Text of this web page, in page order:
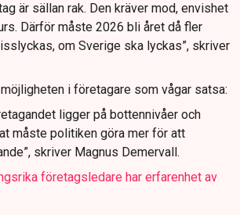
är sällan rak. Den kräver mod, envishet
Därför måste 2026 bli året då fler
om Sverige ska lyckas”, skriver
i företagare som vågar satsa:
ligger på bottennivåer och
måste politiken göra mer för att
skriver Magnus Demervall.
företagsledare har erfarenhet av